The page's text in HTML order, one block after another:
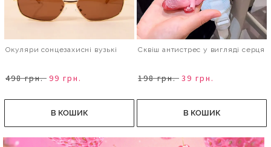
Окуляри сонцезахисні вузькі
498 грн. 99 грн.
В КОШИК
Сквіш антистрес у вигляді серця
198 грн. 39 грн.
В КОШИК